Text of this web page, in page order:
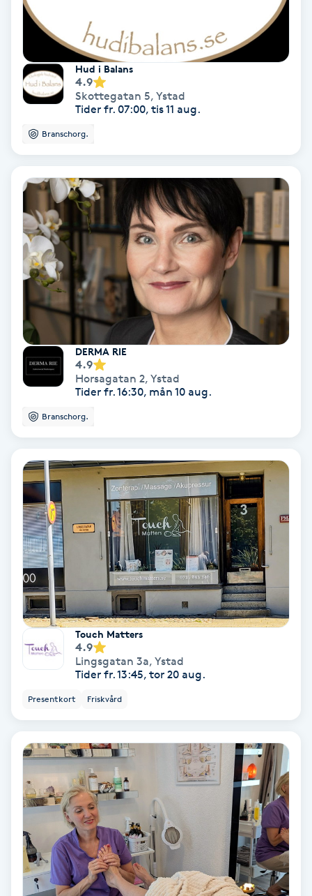
IPL hårborttagning
IR-massage
K18
Katun fransar
Kemisk peeling
Keratinbehandling
Kinesiologi
Kinesisk medicin
Kiropraktik
Klippning
Klippning & Slingor
Klippning ungdom
Koppningsmassage
Kosmetisk tatuering
Kroppspeeling
Käkledsbehandling
Kärlbehandling
Hud i Balans
4.9
Skottegatan 5, Ystad
Tider fr. 07:00, tis 11 aug.
Branschorg.
DERMA RIE
4.9
Horsagatan 2, Ystad
Tider fr. 16:30, mån 10 aug.
Branschorg.
Touch Matters
4.9
Lingsgatan 3a, Ystad
Tider fr. 13:45, tor 20 aug.
Presentkort Friskvård